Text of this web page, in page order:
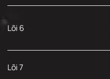
Lõi 6
Lõi 7